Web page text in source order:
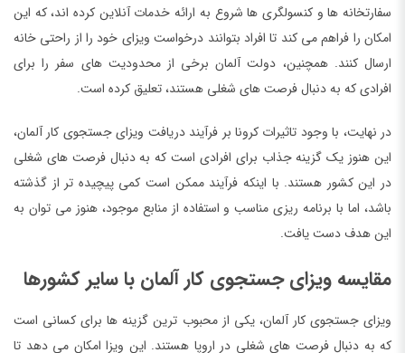
سفارتخانه ها و کنسولگری ها شروع به ارائه خدمات آنلاین کرده اند، که این
امکان را فراهم می کند تا افراد بتوانند درخواست ویزای خود را از راحتی خانه
ارسال کنند. همچنین، دولت آلمان برخی از محدودیت های سفر را برای
افرادی که به دنبال فرصت های شغلی هستند، تعلیق کرده است.
در نهایت، با وجود تاثیرات کرونا بر فرآیند دریافت ویزای جستجوی کار آلمان،
این هنوز یک گزینه جذاب برای افرادی است که به دنبال فرصت های شغلی
در این کشور هستند. با اینکه فرآیند ممکن است کمی پیچیده تر از گذشته
باشد، اما با برنامه ریزی مناسب و استفاده از منابع موجود، هنوز می توان به
این هدف دست یافت.
مقایسه ویزای جستجوی کار آلمان با سایر کشورها
ویزای جستجوی کار آلمان، یکی از محبوب ترین گزینه ها برای کسانی است
که به دنبال فرصت های شغلی در اروپا هستند. این ویزا امکان می دهد تا